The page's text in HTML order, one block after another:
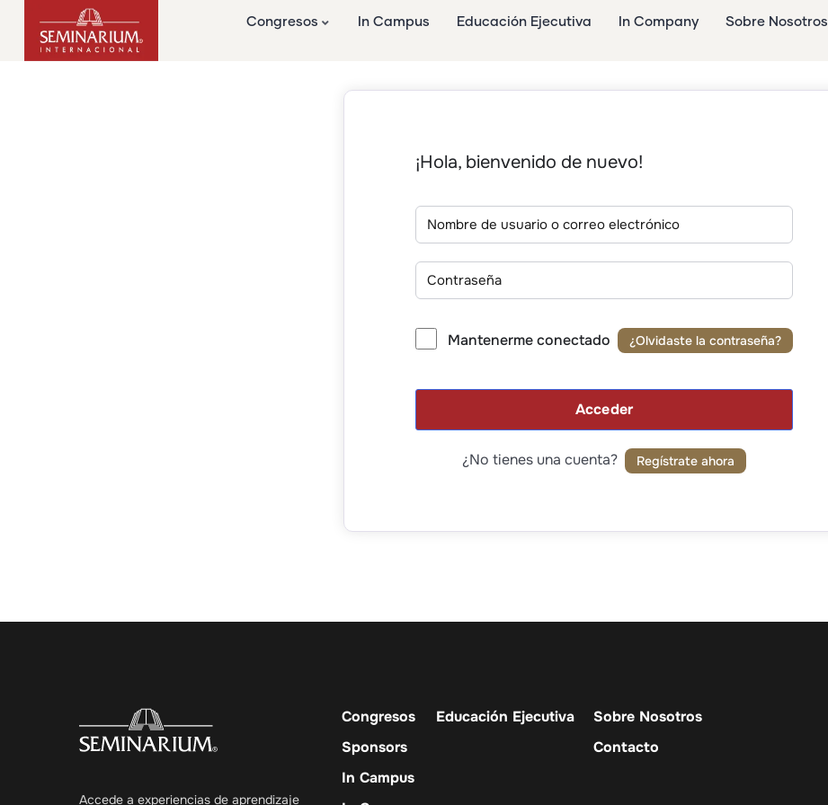
Congresos In Campus Educación Ejecutiva In Company Sobre Nosotros
¡Hola, bienvenido de nuevo!
Mantenerme conectado ¿Olvidaste la contraseña?
Acceder
¿No tienes una cuenta? Regístrate ahora
Accede a experiencias de aprendizaje
Congresos
Sponsors
In Campus
Educación Ejecutiva
Sobre Nosotros
Contacto